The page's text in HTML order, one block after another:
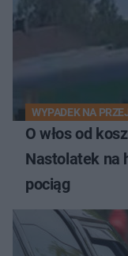
WYPADEK NA
O włos od
Nastolatek na
pociąg